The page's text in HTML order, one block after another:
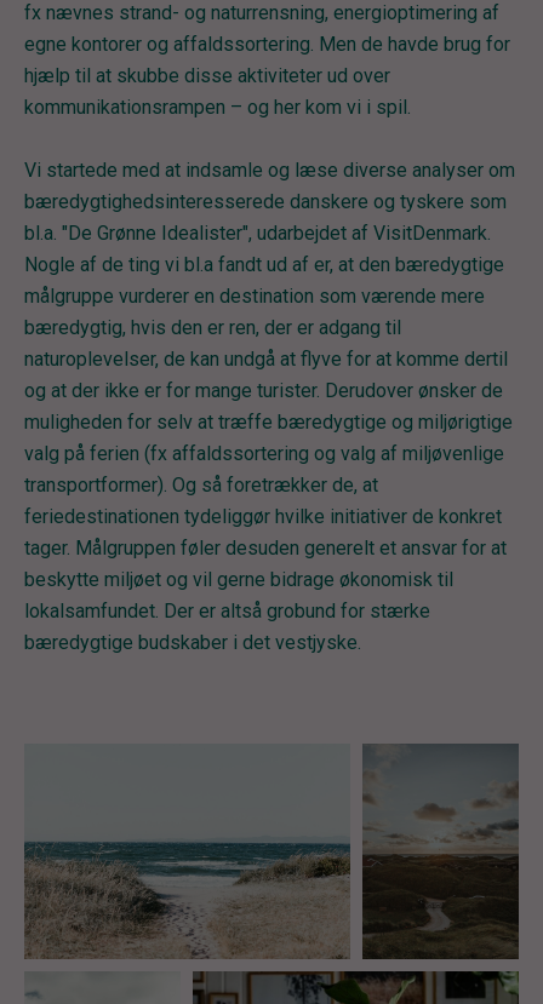
fx nævnes strand- og naturrensning, energioptimering af
egne kontorer og affaldssortering. Men de havde brug for
hjælp til at skubbe disse aktiviteter ud over
kommunikationsrampen – og her kom vi i spil.
Vi startede med at indsamle og læse diverse analyser om
bæredygtighedsinteresserede danskere og tyskere som
bl.a. "De Grønne Idealister", udarbejdet af VisitDenmark.
Nogle af de ting vi bl.a fandt ud af er, at den bæredygtige
målgruppe vurderer en destination som værende mere
bæredygtig, hvis den er ren, der er adgang til
naturoplevelser, de kan undgå at flyve for at komme dertil
og at der ikke er for mange turister. Derudover ønsker de
muligheden for selv at træffe bæredygtige og miljørigtige
valg på ferien (fx affaldssortering og valg af miljøvenlige
transportformer). Og så foretrækker de, at
feriedestinationen tydeliggør hvilke initiativer de konkret
tager. Målgruppen føler desuden generelt et ansvar for at
beskytte miljøet og vil gerne bidrage økonomisk til
lokalsamfundet. Der er altså grobund for stærke
bæredygtige budskaber i det vestjyske.